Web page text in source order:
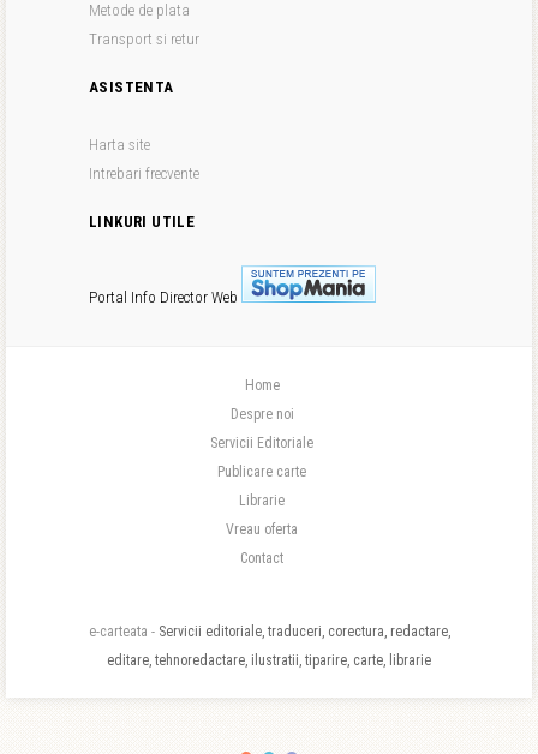
Metode de plata
Transport si retur
ASISTENTA
Harta site
Intrebari frecvente
LINKURI UTILE
Portal Info Director Web
Home
Despre noi
Servicii Editoriale
Publicare carte
Librarie
Vreau oferta
Contact
e-carteata - Servicii editoriale, traduceri, corectura, redactare,
editare, tehnoredactare, ilustratii, tiparire, carte, librarie